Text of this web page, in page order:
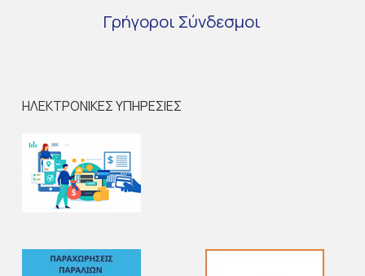
Γρήγοροι Σύνδεσμοι
ΗΛΕΚΤΡΟΝΙΚΕΣ ΥΠΗΡΕΣΙΕΣ